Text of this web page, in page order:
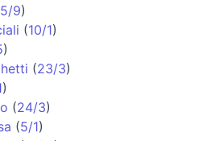
9)
(10/1)
)
(23/3)
)
(24/3)
(5/1)